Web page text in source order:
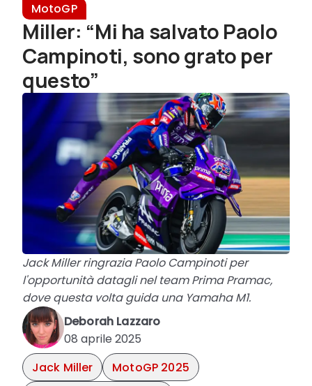
MotoGP
Miller: “Mi ha salvato Paolo
Campinoti, sono grato per
questo”
Jack Miller ringrazia Paolo Campinoti per
l'opportunità datagli nel team Prima Pramac,
dove questa volta guida una Yamaha M1.
Deborah Lazzaro
08 aprile 2025
Jack Miller
MotoGP 2025